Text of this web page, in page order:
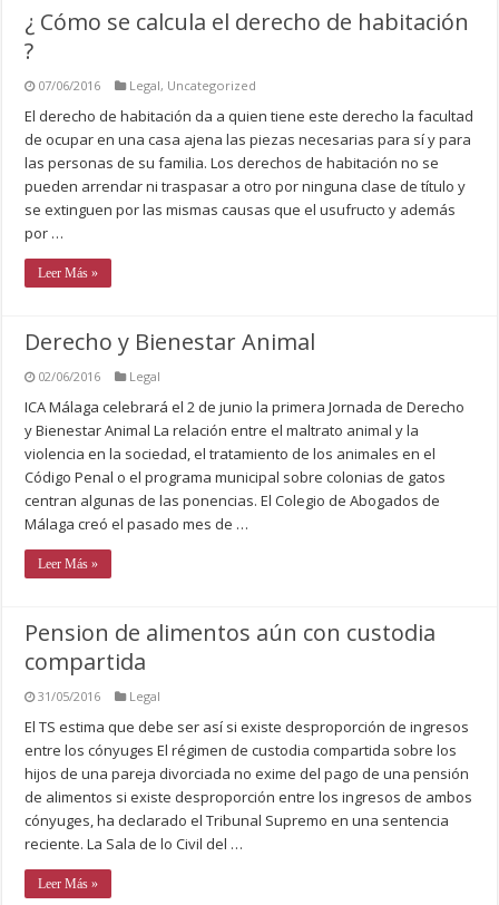
¿ Cómo se calcula el derecho de habitación
?
07/06/2016 Legal, Uncategorized
El derecho de habitación da a quien tiene este derecho la facultad
de ocupar en una casa ajena las piezas necesarias para sí y para
las personas de su familia. Los derechos de habitación no se
pueden arrendar ni traspasar a otro por ninguna clase de título y
se extinguen por las mismas causas que el usufructo y además
por …
Leer Más »
Derecho y Bienestar Animal
02/06/2016 Legal
ICA Málaga celebrará el 2 de junio la primera Jornada de Derecho
y Bienestar Animal La relación entre el maltrato animal y la
violencia en la sociedad, el tratamiento de los animales en el
Código Penal o el programa municipal sobre colonias de gatos
centran algunas de las ponencias. El Colegio de Abogados de
Málaga creó el pasado mes de …
Leer Más »
Pension de alimentos aún con custodia
compartida
31/05/2016 Legal
El TS estima que debe ser así si existe desproporción de ingresos
entre los cónyuges El régimen de custodia compartida sobre los
hijos de una pareja divorciada no exime del pago de una pensión
de alimentos si existe desproporción entre los ingresos de ambos
cónyuges, ha declarado el Tribunal Supremo en una sentencia
reciente. La Sala de lo Civil del …
Leer Más »